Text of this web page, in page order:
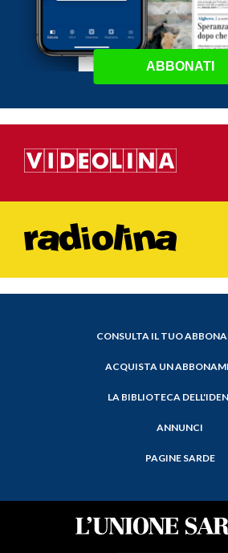
ABBONATI
CONSULTA IL TUO
ACQUISTA UN
LA BIBLIOTECA
ANNUNCI
PAGINE SARDE